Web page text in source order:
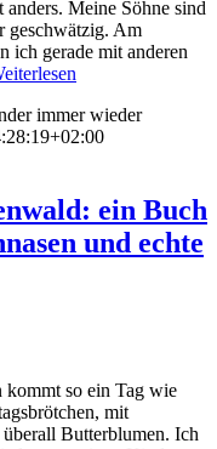
anders. Meine Söhne sind
geschwätzig. Am
ich gerade mit anderen
immer wieder
ein Buch
und echte
kommt so ein Tag wie
mit
Butterblumen. Ich